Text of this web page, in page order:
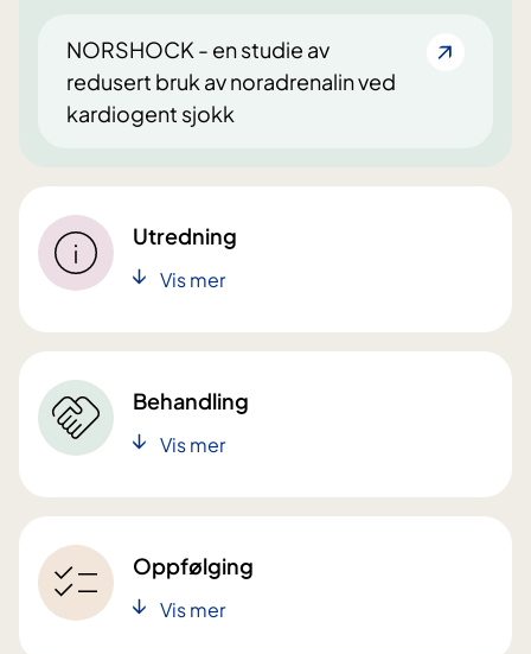
NORSHOCK - en studie av
redusert bruk av noradrenalin ved
kardiogent sjokk
Utredning
Vis mer
Behandling
Vis mer
Oppfølging
Vis mer